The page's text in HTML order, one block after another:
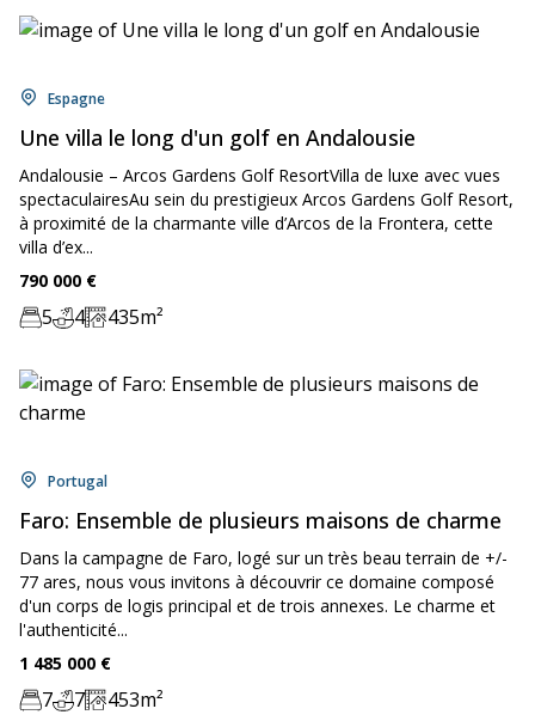
Location:
Espagne
Une villa le long d'un golf en Andalousie
Andalousie – Arcos Gardens Golf ResortVilla de luxe avec vues
spectaculairesAu sein du prestigieux Arcos Gardens Golf Resort,
à proximité de la charmante ville d’Arcos de la Frontera, cette
villa d’ex...
Price:
790 000 €
Chambre:
5Bathrooms:
4Zone:
435m²
Location:
Portugal
Faro: Ensemble de plusieurs maisons de charme
Dans la campagne de Faro, logé sur un très beau terrain de +/-
77 ares, nous vous invitons à découvrir ce domaine composé
d'un corps de logis principal et de trois annexes. Le charme et
l'authenticité...
Price:
1 485 000 €
Chambre:
7Bathrooms:
7Zone:
453m²